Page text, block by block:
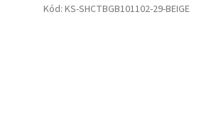
Kód: KS-SHCTBGB101102-29-BEIGE